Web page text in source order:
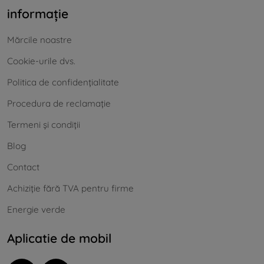
informație
Mărcile noastre
Cookie-urile dvs.
Politica de confidențialitate
Procedura de reclamație
Termeni și condiții
Blog
Contact
Achiziție fără TVA pentru firme
Energie verde
Aplicatie de mobil